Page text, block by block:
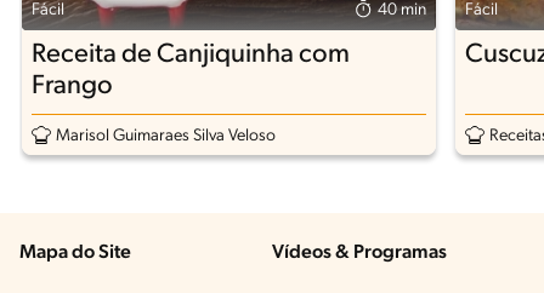
Fácil 40 min
Receita de Canjiquinha com
Frango
Marisol Guimaraes Silva Veloso
Fácil
Mapa do Site Vídeos & Programas​